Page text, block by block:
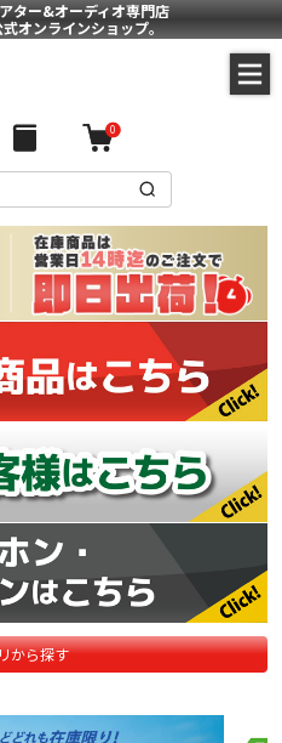
ター&オーディオ専門店
オンラインショップ。
0
から探す